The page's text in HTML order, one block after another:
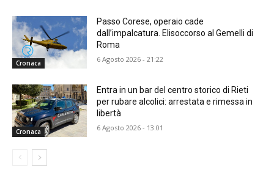
Cronaca
Passo Corese, operaio cade
dall’impalcatura. Elisoccorso al Gemelli di
Roma
6 Agosto 2026 - 21:22
Cronaca
Entra in un bar del centro storico di Rieti
per rubare alcolici: arrestata e rimessa in
libertà
6 Agosto 2026 - 13:01